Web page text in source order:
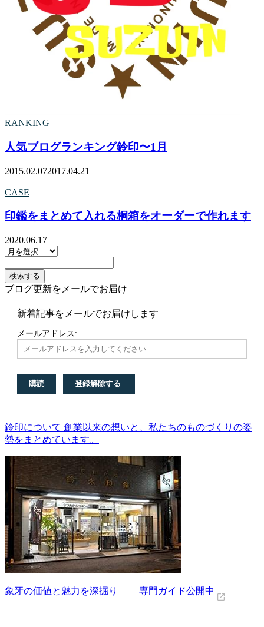
RANKING
人気ブログランキング鈴印〜1月
2015.02.072017.04.21
CASE
印鑑をまとめて入れる桐箱をオーダーで作れます
2020.06.17
ブログ更新をメールでお届け
新着記事をメールでお届けします
メールアドレス:
鈴印について 創業以来の想いと、私たちのものづくりの姿
勢をまとめています。
象牙の価値と魅力を深掘り 専門ガイド公開中